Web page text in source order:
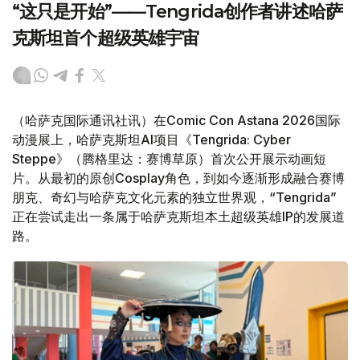
“这只是开始”——Tengrida创作者讲述哈萨
克斯坦首个超级英雄宇宙
（哈萨克国际通讯社讯）在Comic Con Astana 2026国际
动漫展上，哈萨克斯坦AI项目《Tengrida: Cyber
Steppe》（腾格里达：赛博草原）首次公开展示动画短
片。从最初的原创Cosplay角色，到如今逐渐形成融合赛博
朋克、奇幻与哈萨克文化元素的独立世界观，“Tengrida”
正在尝试走出一条属于哈萨克斯坦本土超级英雄IP的发展道
路。